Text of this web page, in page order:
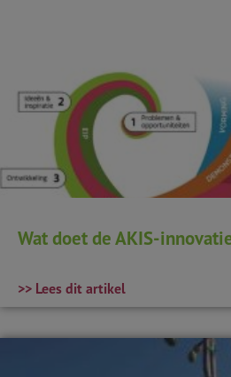
Wat doet de AKIS-
>> Lees dit artikel